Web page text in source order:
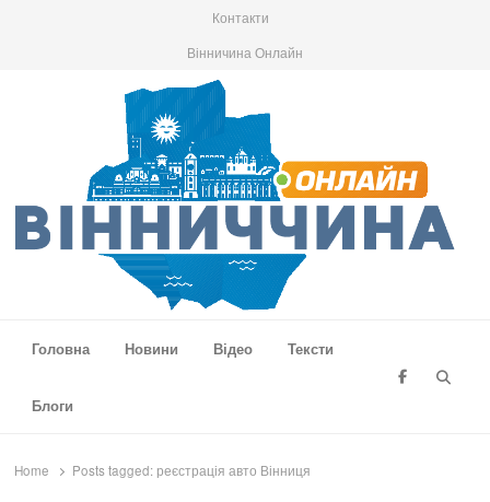
Контакти
Вінничина Онлайн
Головна
Новини Відео Тексти
Блоги
Home Posts tagged: реєстрація авто Вінниця